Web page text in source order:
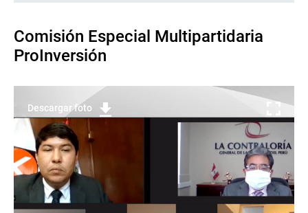
Comisión Especial Multipartidaria
ProInversión
Descargar foto